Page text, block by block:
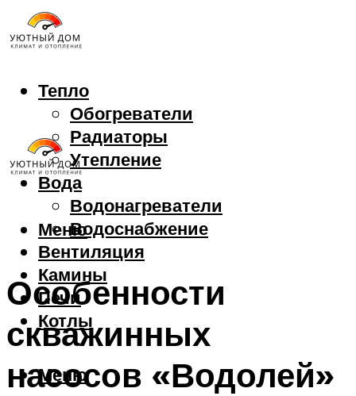
Тепло
Обогреватели
Радиаторы
Утепление
Вода
Водонагреватели
Водоснабжение
Вентиляция
Камины
Печи
Котлы
Меню
Меню
Особенности
скважинных
насосов «Водолей»